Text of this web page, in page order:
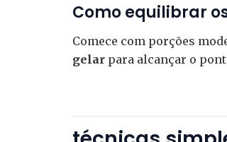
Como equilibrar
Comece com porções
gelar para alcançar o